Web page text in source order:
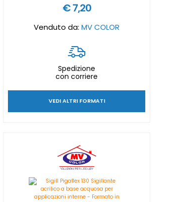
€ 7,20
Venduto da:MV COLOR
Spedizione
con corriere
VEDI ALTRI FORMATI